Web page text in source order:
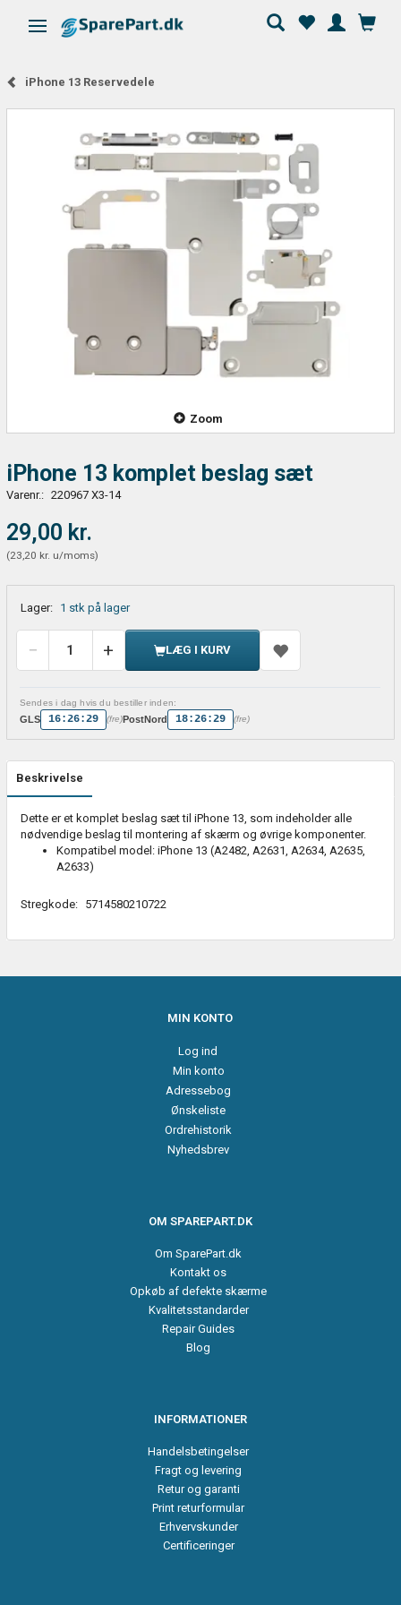
Skifte navigation
iPhone 13 Reservedele
Zoom
iPhone 13 komplet beslag sæt
Varenr.: 220967 X3-14
29,00 kr.
(23,20 kr. u/moms)
Lager: 1 stk på lager
LÆG I KURV
Sendes i dag hvis du bestiller inden:
GLS 16:26:29 (fre)PostNord 18:26:29 (fre)
Beskrivelse
Dette er et komplet beslag sæt til iPhone 13, som indeholder alle
nødvendige beslag til montering af skærm og øvrige komponenter.
Kompatibel model: iPhone 13 (A2482, A2631, A2634, A2635,
A2633)
Stregkode: 5714580210722
MIN KONTO
Log ind
Min konto
Adressebog
Ønskeliste
Ordrehistorik
Nyhedsbrev
OM SPAREPART.DK
Om SparePart.dk
Kontakt os
Opkøb af defekte skærme
Kvalitetsstandarder
Repair Guides
Blog
INFORMATIONER
Handelsbetingelser
Fragt og levering
Retur og garanti
Print returformular
Erhvervskunder
Certificeringer